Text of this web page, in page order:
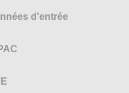
d'entrée